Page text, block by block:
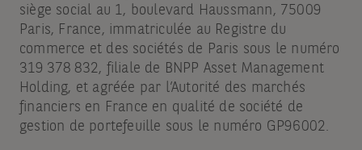
siège social au 1, boulevard Haussmann, 75009
Paris, France, immatriculée au Registre du
commerce et des sociétés de Paris sous le numéro
319 378 832, filiale de BNPP Asset Management
Holding, et agréée par l’Autorité des marchés
financiers en France en qualité de société de
gestion de portefeuille sous le numéro GP96002.